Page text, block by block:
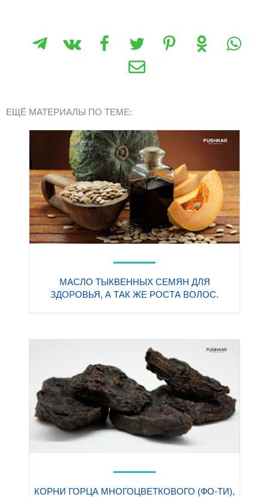
ЕЩЁ МАТЕРИАЛЫ ПО ТЕМЕ:
МАСЛО ТЫКВЕННЫХ СЕМЯН ДЛЯ
ЗДОРОВЬЯ, А ТАК ЖЕ РОСТА ВОЛОС.
КОРНИ ГОРЦА МНОГОЦВЕТКОВОГО (ФО-ТИ),